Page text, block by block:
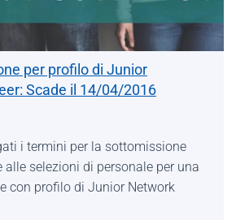
per profilo di Junior
Scade il 14/04/2016
i termini per la sottomissione
alle selezioni di personale per una
con profilo di Junior Network